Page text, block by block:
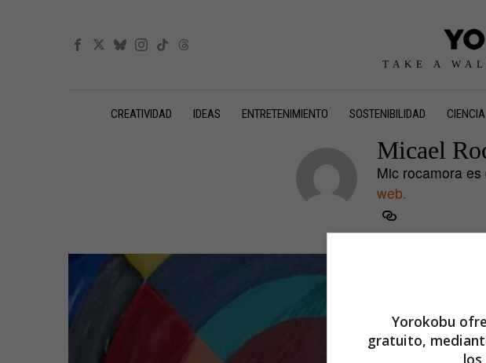
TAKE A
CREATIVIDAD IDEAS ENTRETENIMIENTO SOSTENIBILIDAD CIENCIA
Micael
Mic rocamora
web.
Yorokobu
gratuito,